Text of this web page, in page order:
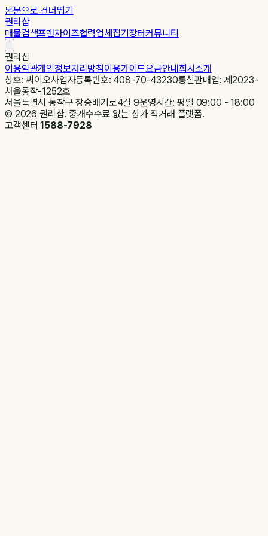
본문으로 건너뛰기
권리샵
매물검색프랜차이즈협력업체집기장터커뮤니티
권리샵
이용약관개인정보처리방침이용가이드요금안내회사소개
상호: 씨이오사업자등록번호: 408-70-43230통신판매업: 제2023-
서울동작-1252호
서울특별시 동작구 장승배기로4길 9운영시간: 평일 09:00 - 18:00
© 2026 권리샵. 중개수수료 없는 상가 직거래 플랫폼.
고객센터1588-7928